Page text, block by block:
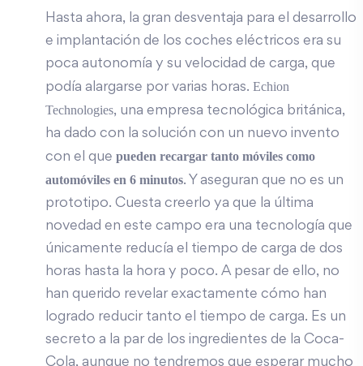
Hasta ahora, la gran desventaja para el desarrollo
e implantación de los coches eléctricos era su
poca autonomía y su velocidad de carga, que
podía alargarse por varias horas. Echion
Technologies, una empresa tecnológica británica,
ha dado con la solución con un nuevo invento
con el que pueden recargar tanto móviles como
automóviles en 6 minutos. Y aseguran que no es un
prototipo. Cuesta creerlo ya que la última
novedad en este campo era una tecnología que
únicamente reducía el tiempo de carga de dos
horas hasta la hora y poco. A pesar de ello, no
han querido revelar exactamente cómo han
logrado reducir tanto el tiempo de carga. Es un
secreto a la par de los ingredientes de la Coca-
Cola, aunque no tendremos que esperar mucho